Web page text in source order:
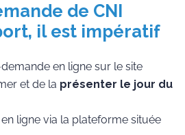
de CNI
il est impératif
demande en ligne sur le site
et de la présenter le jour du
en ligne via la plateforme située